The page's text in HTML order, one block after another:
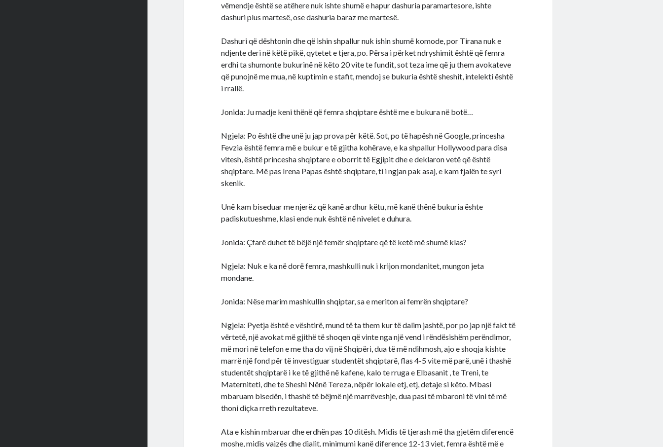
vëmendje është se atëhere nuk ishte shumë e hapur dashuria paramartesore, ishte
dashuri plus martesë, ose dashuria baraz me martesë.
Dashuri që dështonin dhe që ishin shpallur nuk ishin shumë komode, por Tirana nuk e
ndjente deri në këtë pikë, qytetet e tjera, po. Përsa i përket ndryshimit është që femra
erdhi ta shumonte bukurinë në këto 20 vite te fundit, sot teza ime që ju them avokateve
që punojnë me mua, në kuptimin e stafit, mendoj se bukuria është sheshit, intelekti është
i rrallë.
Jonida: Ju madje keni thënë që femra shqiptare është me e bukura në botë…
Ngjela: Po është dhe unë ju jap prova për këtë. Sot, po të hapësh në Google, princesha
Fevzia është femra më e bukur e të gjitha kohërave, e ka shpallur Hollywood para disa
vitesh, është princesha shqiptare e oborrit të Egjipit dhe e deklaron vetë që është
shqiptare. Më pas Irena Papas është shqiptare, ti i ngjan pak asaj, e kam fjalën te syri
skenik.
Unë kam biseduar me njerëz që kanë ardhur këtu, më kanë thënë bukuria ështe
padiskutueshme, klasi ende nuk është në nivelet e duhura.
Jonida: Çfarë duhet të bëjë një femër shqiptare që të ketë më shumë klas?
Ngjela: Nuk e ka në dorë femra, mashkulli nuk i krijon mondanitet, mungon jeta
mondane.
Jonida: Nëse marim mashkullin shqiptar, sa e meriton ai femrën shqiptare?
Ngjela: Pyetja është e vështirë, mund të ta them kur të dalim jashtë, por po jap një fakt të
vërtetë, një avokat më gjithë të shoqen që vinte nga një vend i rëndësishëm perëndimor,
më mori në telefon e me tha do vij në Shqipëri, dua të më ndihmosh, ajo e shoqja kishte
marrë një fond për të investiguar studentët shqiptarë, flas 4-5 vite më parë, unë i thashë
studentët shqiptarë i ke të gjithë në kafene, kalo te rruga e Elbasanit , te Treni, te
Materniteti, dhe te Sheshi Nënë Tereza, nëpër lokale etj, etj, detaje si këto. Mbasi
mbaruam bisedën, i thashë të bëjmë një marrëveshje, dua pasi të mbaroni të vini të më
thoni diçka rreth rezultateve.
Ata e kishin mbaruar dhe erdhën pas 10 ditësh. Midis të tjerash më tha gjetëm diferencë
moshe, midis vajzës dhe djalit, minimumi kanë diference 12-13 vjet, femra është më e